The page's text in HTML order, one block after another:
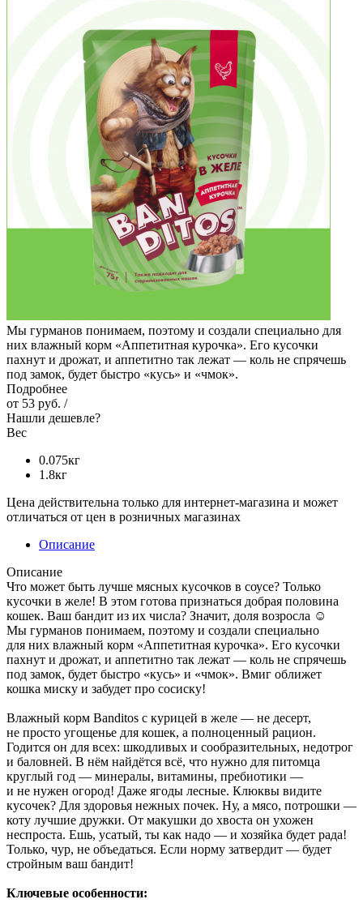
Мы гурманов понимаем, поэтому и создали специально для
них влажный корм «Аппетитная курочка». Его кусочки
пахнут и дрожат, и аппетитно так лежат — коль не спрячешь
под замок, будет быстро «кусь» и «чмок».
Подробнее
от 53 руб. /
Нашли дешевле?
Вес
0.075кг
1.8кг
Цена действительна только для интернет-магазина и может
отличаться от цен в розничных магазинах
Описание
Описание
Что может быть лучше мясных кусочков в соусе? Только
кусочки в желе! В этом готова признаться добрая половина
кошек. Ваш бандит из их числа? Значит, доля возросла ☺
Мы гурманов понимаем, поэтому и создали специально
для них влажный корм «Аппетитная курочка». Его кусочки
пахнут и дрожат, и аппетитно так лежат — коль не спрячешь
под замок, будет быстро «кусь» и «чмок». Вмиг оближет
кошка миску и забудет про сосиску!
Влажный корм Banditos с курицей в желе — не десерт,
не просто угощенье для кошек, а полноценный рацион.
Годится он для всех: шкодливых и сообразительных, недотрог
и баловней. В нём найдётся всё, что нужно для питомца
круглый год — минералы, витамины, пребиотики —
и не нужен огород! Даже ягоды лесные. Клюквы видите
кусочек? Для здоровья нежных почек. Ну, а мясо, потрошки —
коту лучшие дружки. От макушки до хвоста он ухожен
неспроста. Ешь, усатый, ты как надо — и хозяйка будет рада!
Только, чур, не объедаться. Если норму затвердит — будет
стройным ваш бандит!
Ключевые особенности: